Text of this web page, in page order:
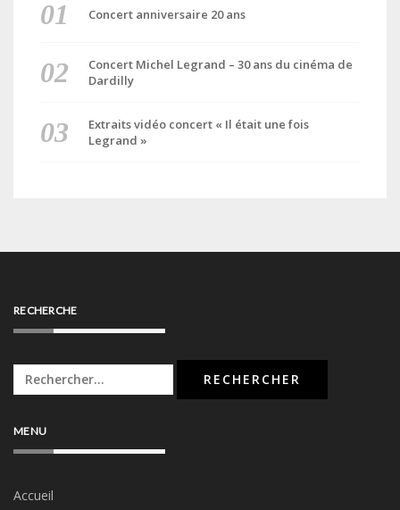
Concert anniversaire 20 ans
Concert Michel Legrand – 30 ans du cinéma de
Dardilly
Extraits vidéo concert « Il était une fois
Legrand »
RECHERCHE
Rechercher :
MENU
Accueil